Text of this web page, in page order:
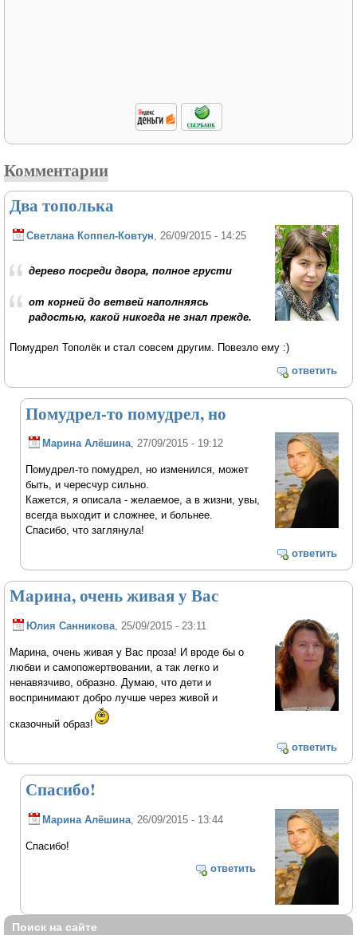
Комментарии
Два тополька
Светлана Коппел-Ковтун , 26/09/2015 - 14:25
дерево посреди двора, полное грусти
от корней до ветвей наполняясь
радостью, какой никогда не знал прежде.
Помудрел Тополёк и стал совсем другим. Повезло ему :)
ответить
Помудрел-то помудрел, но
Марина Алёшина, 27/09/2015 - 19:12
Помудрел-то помудрел, но изменился, может
быть, и чересчур сильно.
Кажется, я описала - желаемое, а в жизни, увы,
всегда выходит и сложнее, и больнее.
Спасибо, что заглянула!
ответить
Марина, очень живая у Вас
Юлия Санникова, 25/09/2015 - 23:11
Марина, очень живая у Вас проза! И вроде бы о
любви и самопожертвовании, а так легко и
ненавязчиво, образно. Думаю, что дети и
воспринимают добро лучше через живой и
сказочный образ!
ответить
Спасибо!
Марина Алёшина , 26/09/2015 - 13:44
Спасибо!
ответить
Поиск на сайте